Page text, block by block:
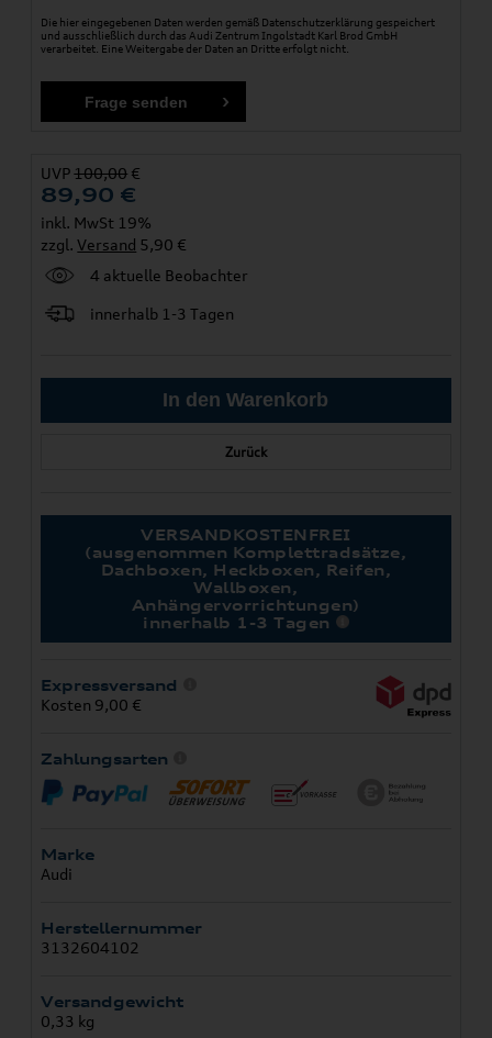
Die hier eingegebenen Daten werden gemäß Datenschutzerklärung gespeichert
und ausschließlich durch das Audi Zentrum Ingolstadt Karl Brod GmbH
verarbeitet. Eine Weitergabe der Daten an Dritte erfolgt nicht.
UVP100,00 €
89,90 €
inkl. MwSt 19%
zzgl.Versand 5,90 €
4 aktuelle Beobachter
innerhalb 1-3 Tagen
Zurück
VERSANDKOSTENFREI
(ausgenommen Komplettradsätze,
Dachboxen, Heckboxen, Reifen,
Wallboxen,
Anhängervorrichtungen)
innerhalb 1-3 Tagen
Expressversand
Kosten 9,00 €
Zahlungsarten
Marke
Audi
Herstellernummer
3132604102
Versandgewicht
0,33 kg